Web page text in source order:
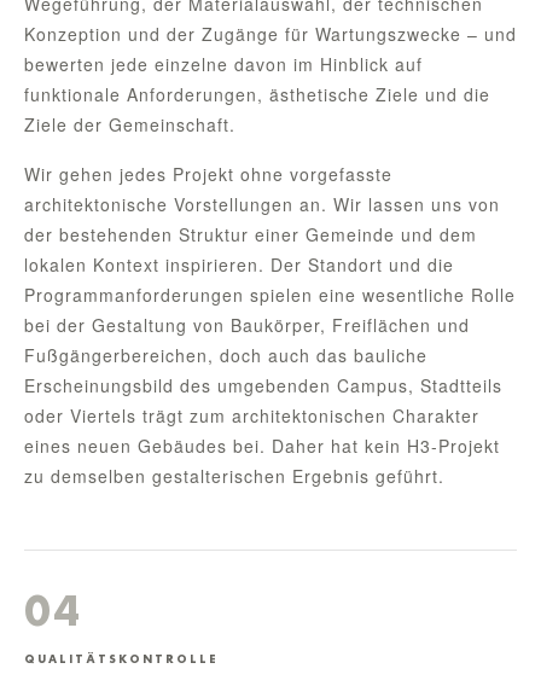
Konzeption und der Zugänge für Wartungszwecke – und
bewerten jede einzelne davon im Hinblick auf
funktionale Anforderungen, ästhetische Ziele und die
Ziele der Gemeinschaft.
Wir gehen jedes Projekt ohne vorgefasste
architektonische Vorstellungen an. Wir lassen uns von
der bestehenden Struktur einer Gemeinde und dem
lokalen Kontext inspirieren. Der Standort und die
Programmanforderungen spielen eine wesentliche Rolle
bei der Gestaltung von Baukörper, Freiflächen und
Fußgängerbereichen, doch auch das bauliche
Erscheinungsbild des umgebenden Campus, Stadtteils
oder Viertels trägt zum architektonischen Charakter
eines neuen Gebäudes bei. Daher hat kein H3-Projekt
zu demselben gestalterischen Ergebnis geführt.
04
QUALITÄTSKONTROLLE